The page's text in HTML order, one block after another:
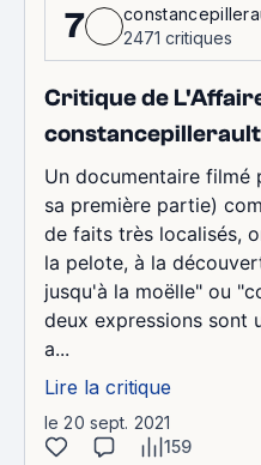
7
2471 critiques
Critique de
constancepillerault
Un documentaire filmé
sa première partie)
de faits très localisés,
la pelote, à la
jusqu'à la moëlle" ou
deux expressions sont
a...
Lire la critique
le 20 sept. 2021
159